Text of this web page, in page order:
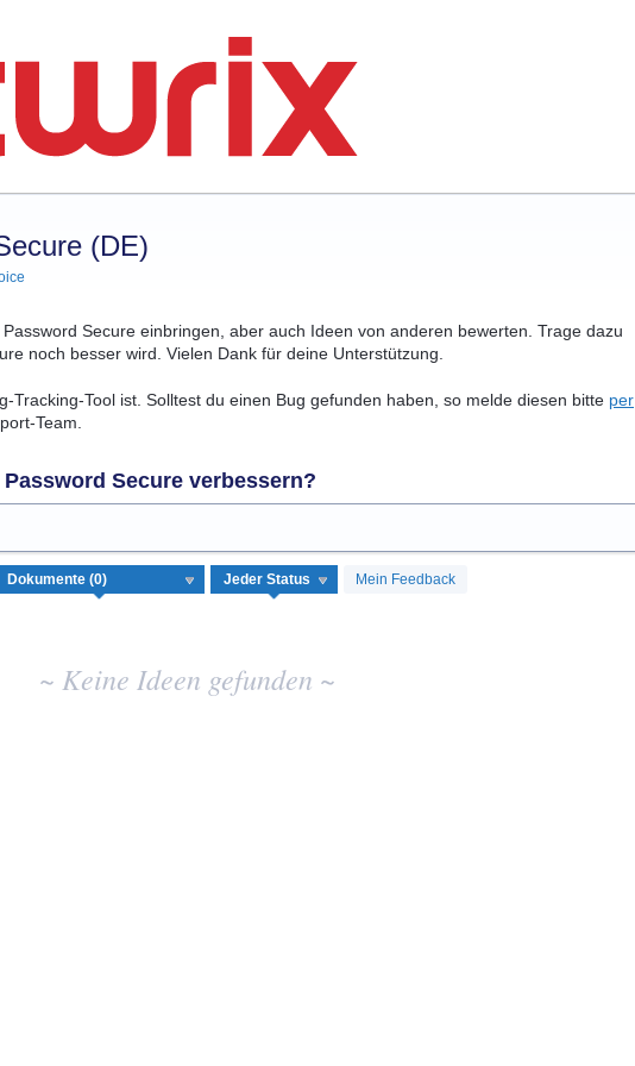
(DE)
Secure einbringen, aber auch Ideen von anderen bewerten. Trage dazu
noch besser wird. Vielen Dank für deine Unterstützung.
Tracking-Tool ist. Solltest du einen Bug gefunden haben, so melde diesen bitte per
Team.
Secure verbessern?
Mein Feedback
~ Keine Ideen gefunden ~